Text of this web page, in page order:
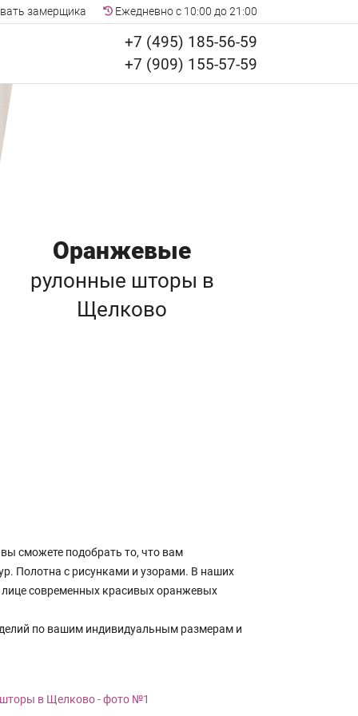
замерщика Ежедневно с 10:00 до 21:00
+7 (495) 185-56-59
+7 (909) 155-57-59
Оранжевые
рулонные шторы в
Щелково
сможете подобрать то, что вам
Полотна с рисунками и узорами. В наших
лице современных красивых оранжевых
по вашим индивидуальным размерам и